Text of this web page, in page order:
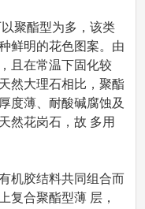
聚酯型为多，该类
鲜明的花色图案。由
且在常温下固化较
然大理石相比，聚酯
度薄、耐酸碱腐蚀及
然花岗石，故 多用
机胶结料共同组合而
复合聚酯型薄 层，